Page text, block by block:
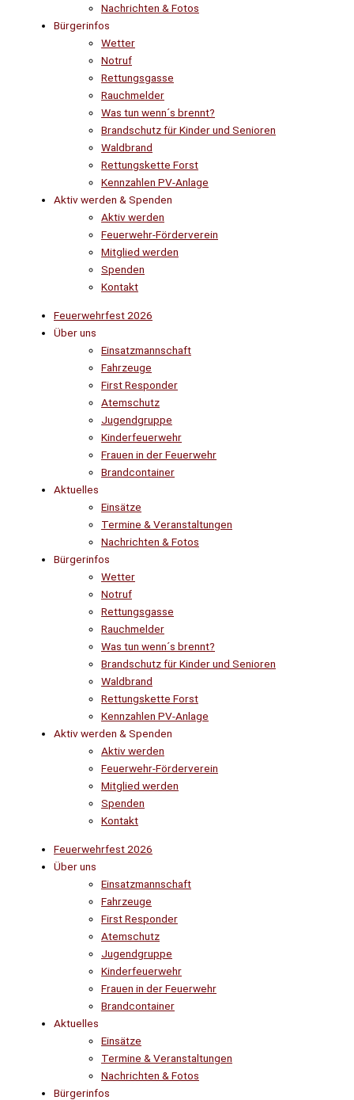
Nachrichten & Fotos
Bürgerinfos
Wetter
Notruf
Rettungsgasse
Rauchmelder
Was tun wenn´s brennt?
Brandschutz für Kinder und Senioren
Waldbrand
Rettungskette Forst
Kennzahlen PV-Anlage
Aktiv werden & Spenden
Aktiv werden
Feuerwehr-Förderverein
Mitglied werden
Spenden
Kontakt
Feuerwehrfest 2026
Über uns
Einsatzmannschaft
Fahrzeuge
First Responder
Atemschutz
Jugendgruppe
Kinderfeuerwehr
Frauen in der Feuerwehr
Brandcontainer
Aktuelles
Einsätze
Termine & Veranstaltungen
Nachrichten & Fotos
Bürgerinfos
Wetter
Notruf
Rettungsgasse
Rauchmelder
Was tun wenn´s brennt?
Brandschutz für Kinder und Senioren
Waldbrand
Rettungskette Forst
Kennzahlen PV-Anlage
Aktiv werden & Spenden
Aktiv werden
Feuerwehr-Förderverein
Mitglied werden
Spenden
Kontakt
Feuerwehrfest 2026
Über uns
Einsatzmannschaft
Fahrzeuge
First Responder
Atemschutz
Jugendgruppe
Kinderfeuerwehr
Frauen in der Feuerwehr
Brandcontainer
Aktuelles
Einsätze
Termine & Veranstaltungen
Nachrichten & Fotos
Bürgerinfos